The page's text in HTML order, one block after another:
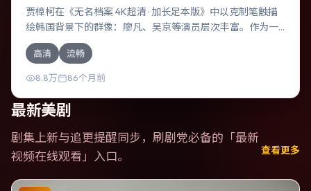
贾樟柯在《无名档案 4K超清 · 加长足本版》中以克制笔触描
绘韩国背景下的群像：廖凡、吴京等演员层次丰富。作为一
部冒险作品，故事从日常裂缝切入，逐步推向不可逆转的结
局；视听语言统一，情感落点克制有力。
高清 流畅
8.8万 86个月前
最新美剧
剧集上新与追更提醒同步，刷剧党必备的「最新
视频在线观看 」入口。 查看更多